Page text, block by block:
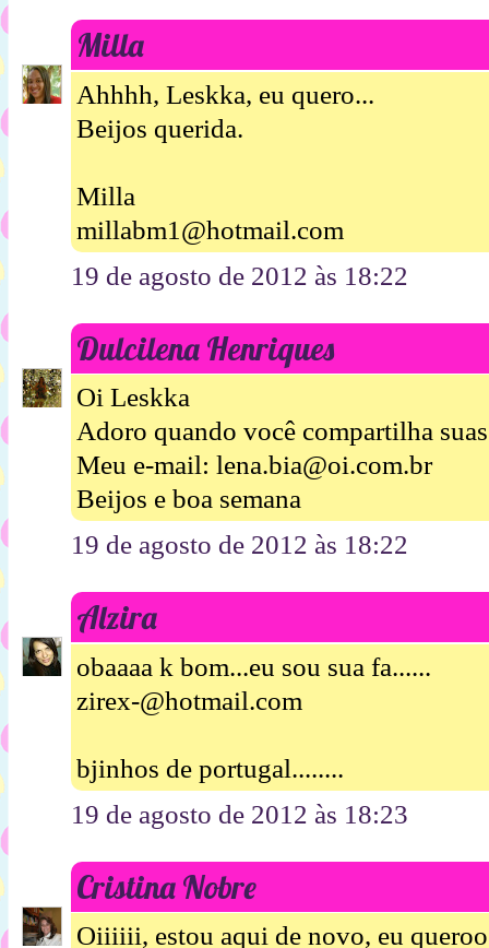
Milla
Ahhhh, Leskka, eu quero...
Beijos querida.
Milla
millabm1@hotmail.com
19 de agosto de 2012 às 18:22
Dulcilena Henriques
Oi Leskka
Adoro quando você compartilha
Meu e-mail: lena.bia@oi.com.br
Beijos e boa semana
19 de agosto de 2012 às 18:22
Alzira
obaaaa k bom...eu sou sua fa......
zirex-@hotmail.com
bjinhos de portugal........
19 de agosto de 2012 às 18:23
Cristina Nobre
Oiiiiii, estou aqui de novo, eu